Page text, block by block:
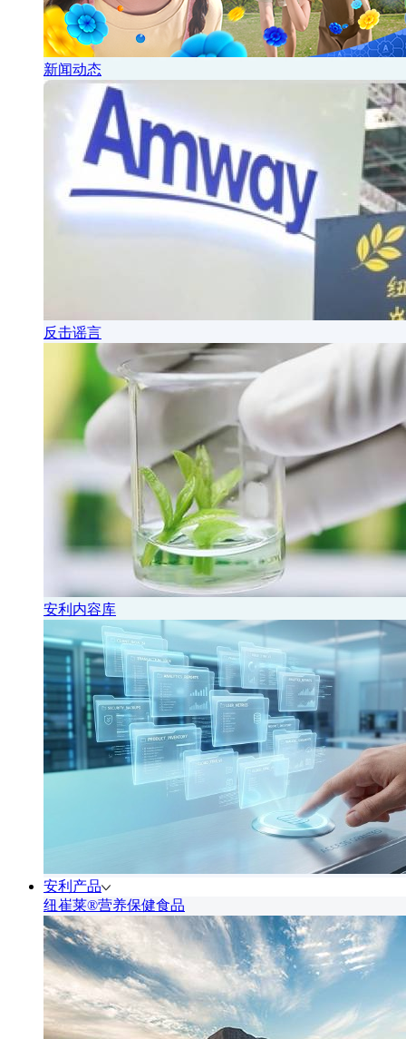
新闻动态
反击谣言
安利内容库
安利产品
纽崔莱®营养保健食品